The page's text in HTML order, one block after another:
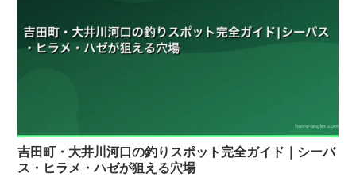
吉田町・大井川河口の釣りスポット完全ガイド｜シーバ
ス・ヒラメ・ハゼが狙える穴場